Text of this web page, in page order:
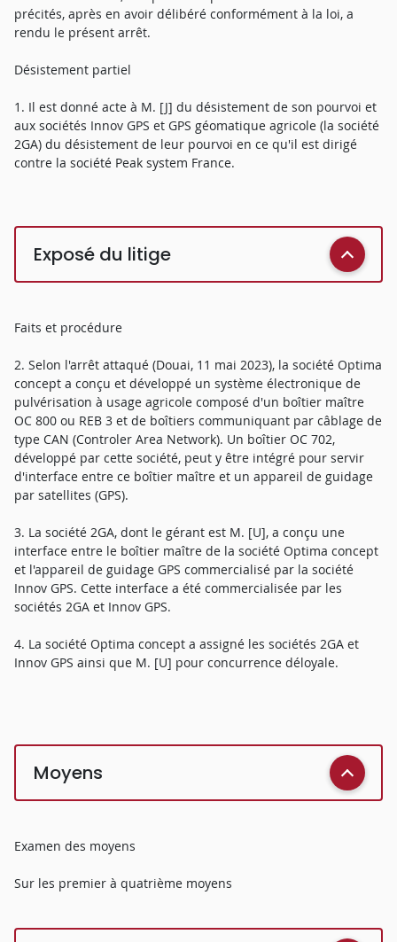
précités, après en avoir délibéré conformément à la loi, a
rendu le présent arrêt.
Désistement partiel
1. Il est donné acte à M. [J] du désistement de son pourvoi et
aux sociétés Innov GPS et GPS géomatique agricole (la société
2GA) du désistement de leur pourvoi en ce qu'il est dirigé
contre la société Peak system France.
Exposé du litige
Faits et procédure
2. Selon l'arrêt attaqué (Douai, 11 mai 2023), la société Optima
concept a conçu et développé un système électronique de
pulvérisation à usage agricole composé d'un boîtier maître
OC 800 ou REB 3 et de boîtiers communiquant par câblage de
type CAN (Controler Area Network). Un boîtier OC 702,
développé par cette société, peut y être intégré pour servir
d'interface entre ce boîtier maître et un appareil de guidage
par satellites (GPS).
3. La société 2GA, dont le gérant est M. [U], a conçu une
interface entre le boîtier maître de la société Optima concept
et l'appareil de guidage GPS commercialisé par la société
Innov GPS. Cette interface a été commercialisée par les
sociétés 2GA et Innov GPS.
4. La société Optima concept a assigné les sociétés 2GA et
Innov GPS ainsi que M. [U] pour concurrence déloyale.
Moyens
Examen des moyens
Sur les premier à quatrième moyens